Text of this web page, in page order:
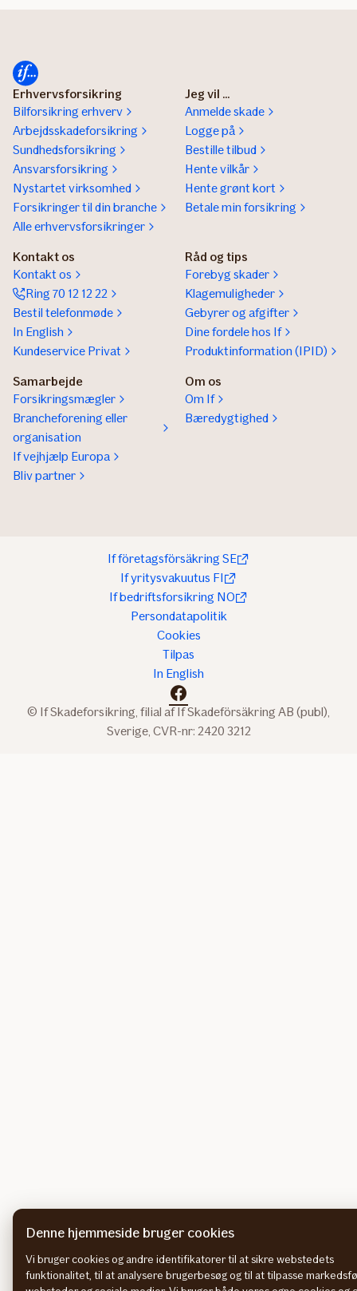
Erhvervsforsikring
Bilforsikring erhverv
Arbejdsskadeforsikring
Sundhedsforsikring
Ansvarsforsikring
Nystartet virksomhed
Forsikringer til din branche
Alle erhvervsforsikringer
Jeg vil ...
Anmelde skade
Logge på
Bestille tilbud
Hente vilkår
Hente grønt kort
Betale min forsikring
Kontakt os
Kontakt os
Ring 70 12 12 22
Bestil telefonmøde
In English
Kundeservice Privat
Råd og tips
Forebyg skader
Klagemuligheder
Gebyrer og afgifter
Dine fordele hos If
Produktinformation (IPID)
Samarbejde
Forsikringsmægler
Brancheforening eller
organisation
If vejhjælp Europa
Bliv partner
Om os
Om If
Bæredygtighed
If företagsförsäkring SE
If yritysvakuutus FI
If bedriftsforsikring NO
Persondatapolitik
Cookies
Tilpas
In English
facebook
© If Skadeforsikring, filial af If Skadeförsäkring AB (publ),
Sverige, CVR-nr: 2420 3212
Denne hjemmeside bruger cookies
Vi bruger cookies og andre identifikatorer til at sikre webstedets
funktionalitet, til at analysere brugerbesøg og til at tilpasse